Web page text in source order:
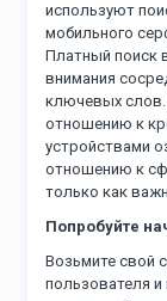
используют
мобильного
Платный поиск
внимания
ключевых
отношению к
устройствами
отношению к
только как
Попробуйте
Возьмите свой
пользователя